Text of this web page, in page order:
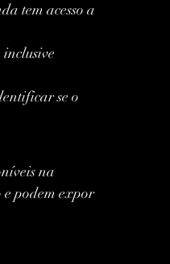
tem acesso a
se o
na
e podem expor